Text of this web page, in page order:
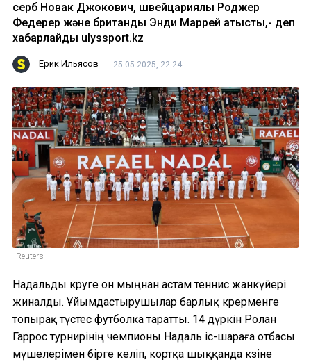
серб Новак Джокович, швейцариялық Роджер
Федерер және британдық Энди Маррей қатысты,- деп
хабарлайды ulyssport.kz
Ерик Ильясов 25.05.2025, 22:24
Reuters
Надальды көруге он мыңнан астам теннис жанкүйері
жиналды. Ұйымдастырушылар барлық көрерменге
топырақ түстес футболка таратты. 14 дүркін Ролан
Гаррос турнирінің чемпионы Надаль іс-шараға отбасы
мүшелерімен бірге келіп, кортқа шыққанда көзіне